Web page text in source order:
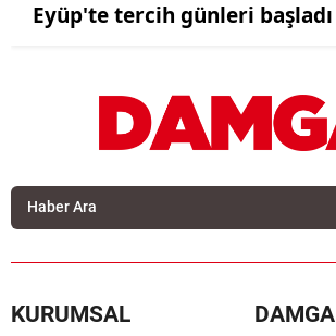
Eyüp'te tercih günleri başladı
KURUMSAL DAMGA